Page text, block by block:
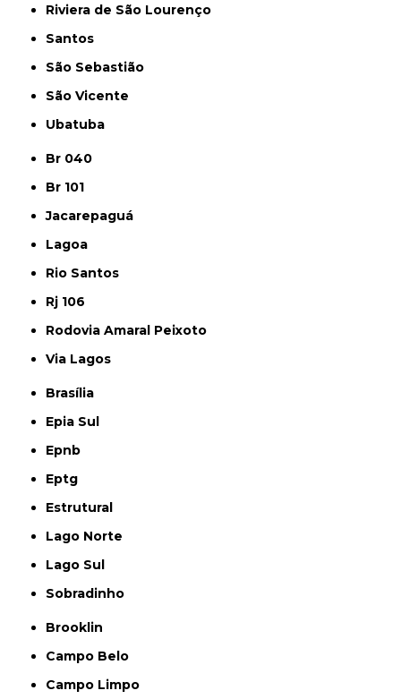
Riviera de São Lourenço
Santos
São Sebastião
São Vicente
Ubatuba
Br 040
Br 101
Jacarepaguá
Lagoa
Rio Santos
Rj 106
Rodovia Amaral Peixoto
Via Lagos
Brasília
Epia Sul
Epnb
Eptg
Estrutural
Lago Norte
Lago Sul
Sobradinho
Brooklin
Campo Belo
Campo Limpo